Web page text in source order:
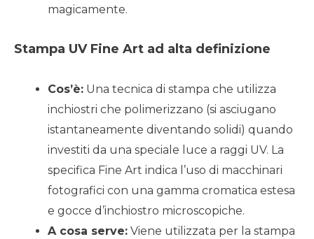
magicamente.
Stampa UV Fine Art ad alta definizione
Cos’è: Una tecnica di stampa che utilizza
inchiostri che polimerizzano (si asciugano
istantaneamente diventando solidi) quando
investiti da una speciale luce a raggi UV. La
specifica Fine Art indica l’uso di macchinari
fotografici con una gamma cromatica estesa
e gocce d’inchiostro microscopiche.
A cosa serve: Viene utilizzata per la stampa